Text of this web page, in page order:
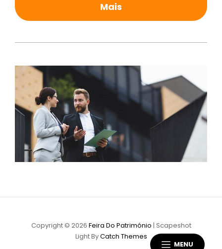
MENU
Mais
Copyright © 2026 Feira Do Património | Scapeshot
Light ByCatch Themes